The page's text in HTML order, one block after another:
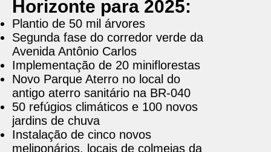
Horizonte para 2025:
Plantio de 50 mil árvores
Segunda fase do corredor verde da
Avenida Antônio Carlos
Implementação de 20 miniflorestas
Novo Parque Aterro no local do
antigo aterro sanitário na BR-040
50 refúgios climáticos e 100 novos
jardins de chuva
Instalação de cinco novos
meliponários, locais de colmeias da